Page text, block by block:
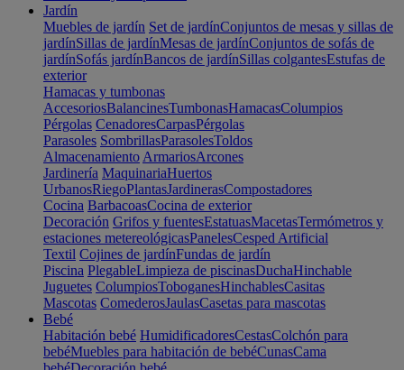
Jardín
Muebles de jardín Set de jardínConjuntos de mesas y sillas de
jardínSillas de jardínMesas de jardínConjuntos de sofás de
jardínSofás jardínBancos de jardínSillas colgantesEstufas de
exterior
Hamacas y tumbonas
AccesoriosBalancinesTumbonasHamacasColumpios
Pérgolas CenadoresCarpasPérgolas
Parasoles SombrillasParasolesToldos
Almacenamiento ArmariosArcones
Jardinería MaquinariaHuertos
UrbanosRiegoPlantasJardinerasCompostadores
Cocina BarbacoasCocina de exterior
Decoración Grifos y fuentesEstatuasMacetasTermómetros y
estaciones metereológicasPanelesCesped Artificial
Textil Cojines de jardínFundas de jardín
Piscina PlegableLimpieza de piscinasDuchaHinchable
Juguetes ColumpiosToboganesHinchablesCasitas
Mascotas ComederosJaulasCasetas para mascotas
Bebé
Habitación bebé HumidificadoresCestasColchón para
bebéMuebles para habitación de bebéCunasCama